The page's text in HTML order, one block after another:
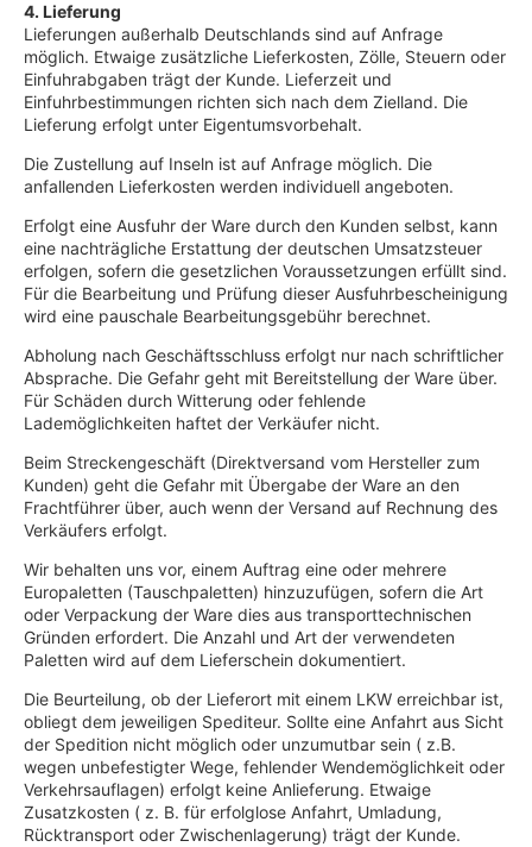
4. Lieferung
Lieferungen außerhalb Deutschlands sind auf Anfrage
möglich. Etwaige zusätzliche Lieferkosten, Zölle, Steuern oder
Einfuhrabgaben trägt der Kunde. Lieferzeit und
Einfuhrbestimmungen richten sich nach dem Zielland. Die
Lieferung erfolgt unter Eigentumsvorbehalt.
Die Zustellung auf Inseln ist auf Anfrage möglich. Die
anfallenden Lieferkosten werden individuell angeboten.
Erfolgt eine Ausfuhr der Ware durch den Kunden selbst, kann
eine nachträgliche Erstattung der deutschen Umsatzsteuer
erfolgen, sofern die gesetzlichen Voraussetzungen erfüllt sind.
Für die Bearbeitung und Prüfung dieser Ausfuhrbescheinigung
wird eine pauschale Bearbeitungsgebühr berechnet.
Abholung nach Geschäftsschluss erfolgt nur nach schriftlicher
Absprache. Die Gefahr geht mit Bereitstellung der Ware über.
Für Schäden durch Witterung oder fehlende
Lademöglichkeiten haftet der Verkäufer nicht.
Beim Streckengeschäft (Direktversand vom Hersteller zum
Kunden) geht die Gefahr mit Übergabe der Ware an den
Frachtführer über, auch wenn der Versand auf Rechnung des
Verkäufers erfolgt.
Wir behalten uns vor, einem Auftrag eine oder mehrere
Europaletten (Tauschpaletten) hinzuzufügen, sofern die Art
oder Verpackung der Ware dies aus transporttechnischen
Gründen erfordert. Die Anzahl und Art der verwendeten
Paletten wird auf dem Lieferschein dokumentiert.
Die Beurteilung, ob der Lieferort mit einem LKW erreichbar ist,
obliegt dem jeweiligen Spediteur. Sollte eine Anfahrt aus Sicht
der Spedition nicht möglich oder unzumutbar sein ( z.B.
wegen unbefestigter Wege, fehlender Wendemöglichkeit oder
Verkehrsauflagen) erfolgt keine Anlieferung. Etwaige
Zusatzkosten ( z. B. für erfolglose Anfahrt, Umladung,
Rücktransport oder Zwischenlagerung) trägt der Kunde.